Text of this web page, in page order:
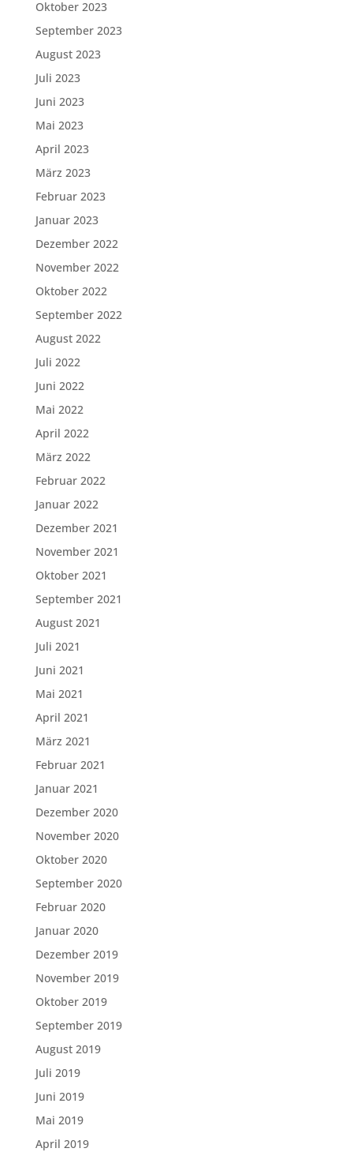
Oktober 2023
September 2023
August 2023
Juli 2023
Juni 2023
Mai 2023
April 2023
März 2023
Februar 2023
Januar 2023
Dezember 2022
November 2022
Oktober 2022
September 2022
August 2022
Juli 2022
Juni 2022
Mai 2022
April 2022
März 2022
Februar 2022
Januar 2022
Dezember 2021
November 2021
Oktober 2021
September 2021
August 2021
Juli 2021
Juni 2021
Mai 2021
April 2021
März 2021
Februar 2021
Januar 2021
Dezember 2020
November 2020
Oktober 2020
September 2020
Februar 2020
Januar 2020
Dezember 2019
November 2019
Oktober 2019
September 2019
August 2019
Juli 2019
Juni 2019
Mai 2019
April 2019